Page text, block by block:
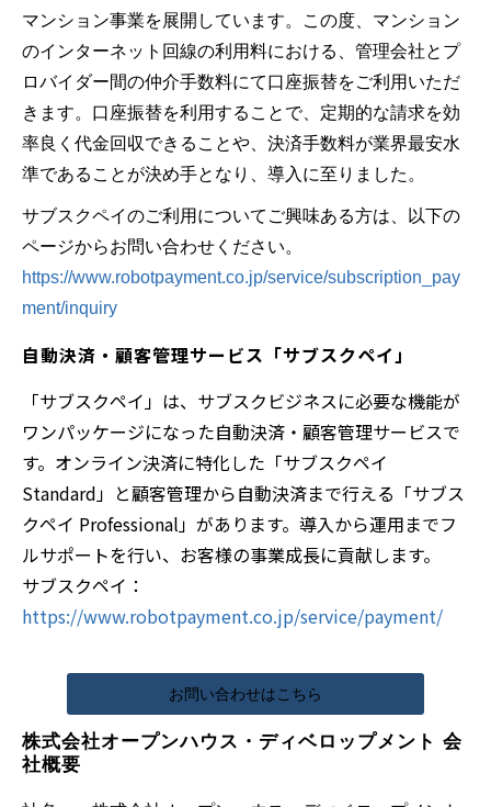
マンション事業を展開しています。この度、マンション
のインターネット回線の利用料における、管理会社とプ
ロバイダー間の仲介手数料にて口座振替をご利用いただ
きます。口座振替を利用することで、定期的な請求を効
率良く代金回収できることや、決済手数料が業界最安水
準であることが決め手となり、導入に至りました。
サブスクペイのご利用についてご興味ある方は、以下の
ページからお問い合わせください。
https://www.robotpayment.co.jp/service/subscription_pay
ment/inquiry
自動決済・顧客管理サービス「サブスクペイ」
「サブスクペイ」は、サブスクビジネスに必要な機能が
ワンパッケージになった自動決済・顧客管理サービスで
す。オンライン決済に特化した「サブスクペイ
Standard」と顧客管理から自動決済まで行える「サブス
クペイ Professional」があります。導入から運用までフ
ルサポートを行い、お客様の事業成長に貢献します。
サブスクペイ：
https://www.robotpayment.co.jp/service/payment/
お問い合わせはこちら
株式会社オープンハウス・ディベロップメント 会
社概要